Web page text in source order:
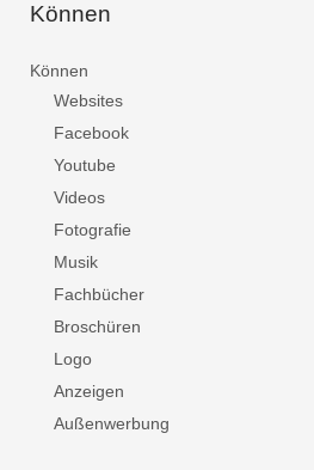
Können
Können
Websites
Facebook
Youtube
Videos
Fotografie
Musik
Fachbücher
Broschüren
Logo
Anzeigen
Außenwerbung